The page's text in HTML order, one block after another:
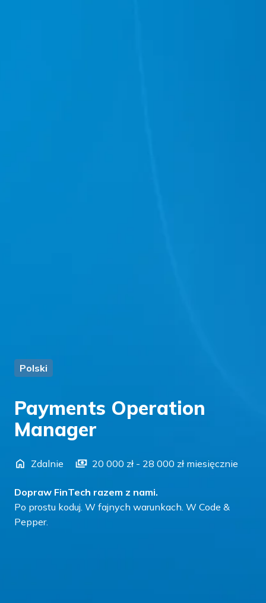
Polski
Payments Operation
Manager
Zdalnie 20 000 zł - 28 000 zł miesięcznie
Dopraw FinTech razem z nami.
Po prostu koduj. W fajnych warunkach. W Code &
Pepper.